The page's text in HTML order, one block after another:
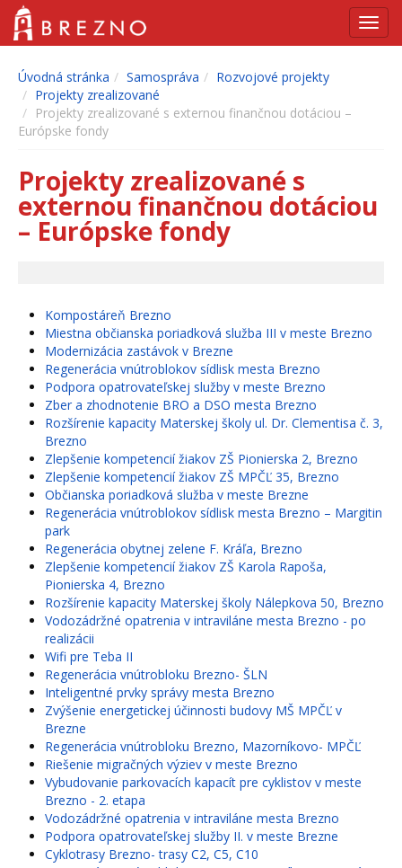
Úvodná stránka Samospráva
Rozvojové projekty
Projekty zrealizované
Projekty zrealizované s externou finančnou dotáciou –
Európske fondy
Projekty zrealizované s
externou finančnou dotáciou
– Európske fondy
Kompostáreň Brezno
Miestna občianska poriadková služba III v meste Brezno
Modernizácia zastávok v Brezne
Regenerácia vnútroblokov sídlisk mesta Brezno
Podpora opatrovateľskej služby v meste Brezno
Zber a zhodnotenie BRO a DSO mesta Brezno
Rozšírenie kapacity Materskej školy ul. Dr. Clementisa č. 3,
Brezno
Zlepšenie kompetencií žiakov ZŠ Pionierska 2, Brezno
Zlepšenie kompetencií žiakov ZŠ MPČĽ 35, Brezno
Občianska poriadková služba v meste Brezne
Regenerácia vnútroblokov sídlisk mesta Brezno – Margitin
park
Regenerácia obytnej zelene F. Kráľa, Brezno
Zlepšenie kompetencií žiakov ZŠ Karola Rapoša,
Pionierska 4, Brezno
Rozšírenie kapacity Materskej školy Nálepkova 50, Brezno
Vodozádržné opatrenia v intraviláne mesta Brezno - po
realizácii
Wifi pre Teba II
Regenerácia vnútrobloku Brezno- ŠLN
Inteligentné prvky správy mesta Brezno
Zvýšenie energetickej účinnosti budovy MŠ MPČĽ v
Brezne
Regenerácia vnútrobloku Brezno, Mazorníkovo- MPČĽ
Riešenie migračných výziev v meste Brezno
Vybudovanie parkovacích kapacít pre cyklistov v meste
Brezno - 2. etapa
Vodozádržné opatrenia v intraviláne mesta Brezno
Podpora opatrovateľskej služby II. v meste Brezne
Cyklotrasy Brezno- trasy C2, C5, C10